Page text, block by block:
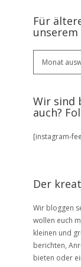
Für
unserem
ältere
in
unserem
Archive
Wir sind
auch?
[instagram-
Der
Wir bloggen
wollen euch
kleinen und
berichten,
bieten oder